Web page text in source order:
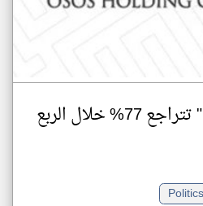
أرباح "أسس" تتراجع 77% خلال الربع
Politics